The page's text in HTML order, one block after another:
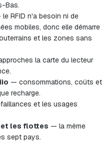
Bas.
RFID n'a besoin ni de
mobiles, donc elle démarre
et les zones sans
la carte du lecteur
— consommations, coûts et
recharge.
et les usages
et les flottes — la même
sept pays.